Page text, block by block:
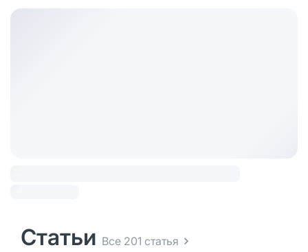
Статьи Все 201 статья